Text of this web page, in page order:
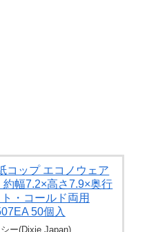
コップ エコノウェア
約幅7.2×高さ7.9×奥行
・コールド両用
50個入
ー(Dixie Japan)